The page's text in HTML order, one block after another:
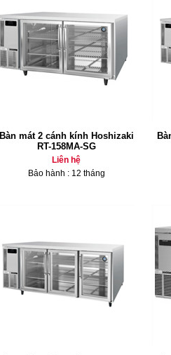
Bàn mát 2 cánh kính Hoshizaki
RT-158MA-SG
Liên hệ
Bảo hành : 12 tháng